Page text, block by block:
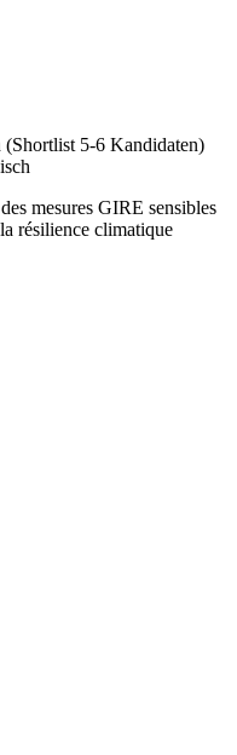
5-6 Kandidaten)
mesures GIRE sensibles
résilience climatique